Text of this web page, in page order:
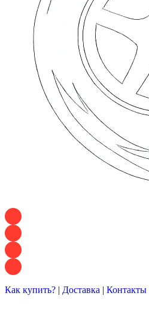
Как купить? | Доставка | Контакты